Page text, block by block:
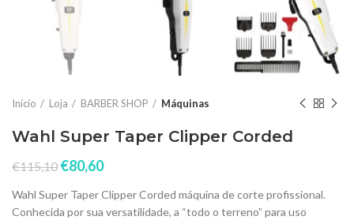
Início Loja BARBER SHOP Máquinas
Wahl Super Taper Clipper Corded
€115,10 €80,60
Wahl Super Taper Clipper Corded máquina de corte profissional.
Conhecida por sua versatilidade, a “todo o terreno” para uso